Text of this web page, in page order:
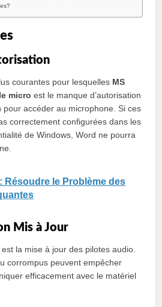
courantes pour lesquelles MS
micro est le manque d’autorisation
pour accéder au microphone. Si ces
correctement configurées dans les
de Windows, Word ne pourra
Résoudre le Problème des
Mis à Jour
la mise à jour des pilotes audio.
corrompus peuvent empêcher
efficacement avec le matériel